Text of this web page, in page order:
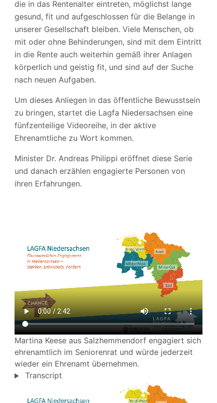
die in das Rentenalter eintreten, möglichst lange
gesund, fit und aufgeschlossen für die Belange in
unserer Gesellschaft bleiben. Viele Menschen, ob
mit oder ohne Behinderungen, sind mit dem Eintritt
in die Rente auch weiterhin gemäß ihrer Anlagen
körperlich und geistig fit, und sind auf der Suche
nach neuen Aufgaben.
Um dieses Anliegen in das öffentliche Bewusstsein
zu bringen, startet die Lagfa Niedersachsen eine
fünfzenteilige Videoreihe, in der aktive
Ehrenamtliche zu Wort kommen.
Minister Dr. Andreas Philippi eröffnet diese Serie
und danach erzählen engagierte Personen von
ihren Erfahrungen.
Martina Keese aus Salzhemmendorf engagiert sich
ehrenamtlich im Seniorenrat und würde jederzeit
wieder ein Ehrenamt übernehmen.
Transcript